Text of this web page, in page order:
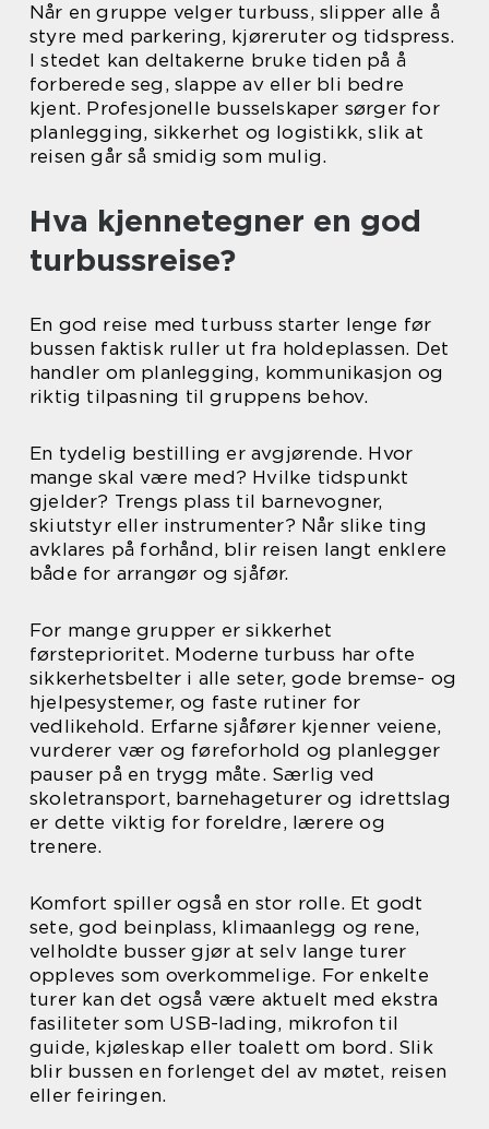
Når en gruppe velger turbuss, slipper alle å
styre med parkering, kjøreruter og tidspress.
I stedet kan deltakerne bruke tiden på å
forberede seg, slappe av eller bli bedre
kjent. Profesjonelle busselskaper sørger for
planlegging, sikkerhet og logistikk, slik at
reisen går så smidig som mulig.
Hva kjennetegner en god
turbussreise?
En god reise med turbuss starter lenge før
bussen faktisk ruller ut fra holdeplassen. Det
handler om planlegging, kommunikasjon og
riktig tilpasning til gruppens behov.
En tydelig bestilling er avgjørende. Hvor
mange skal være med? Hvilke tidspunkt
gjelder? Trengs plass til barnevogner,
skiutstyr eller instrumenter? Når slike ting
avklares på forhånd, blir reisen langt enklere
både for arrangør og sjåfør.
For mange grupper er sikkerhet
førsteprioritet. Moderne turbuss har ofte
sikkerhetsbelter i alle seter, gode bremse- og
hjelpesystemer, og faste rutiner for
vedlikehold. Erfarne sjåfører kjenner veiene,
vurderer vær og føreforhold og planlegger
pauser på en trygg måte. Særlig ved
skoletransport, barnehageturer og idrettslag
er dette viktig for foreldre, lærere og
trenere.
Komfort spiller også en stor rolle. Et godt
sete, god beinplass, klimaanlegg og rene,
velholdte busser gjør at selv lange turer
oppleves som overkommelige. For enkelte
turer kan det også være aktuelt med ekstra
fasiliteter som USB-lading, mikrofon til
guide, kjøleskap eller toalett om bord. Slik
blir bussen en forlenget del av møtet, reisen
eller feiringen.